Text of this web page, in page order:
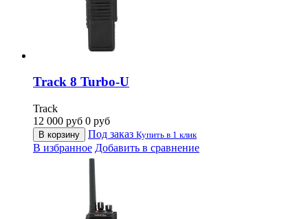
Track 8 Turbo-U
Track
12 000 руб 0 руб
В корзину Под заказ Купить в 1 клик
В избранное Добавить в сравнение